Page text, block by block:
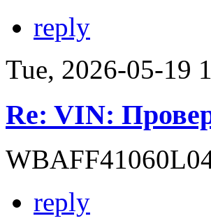
reply
Tue, 2026-05-19
Re: VIN:
reply